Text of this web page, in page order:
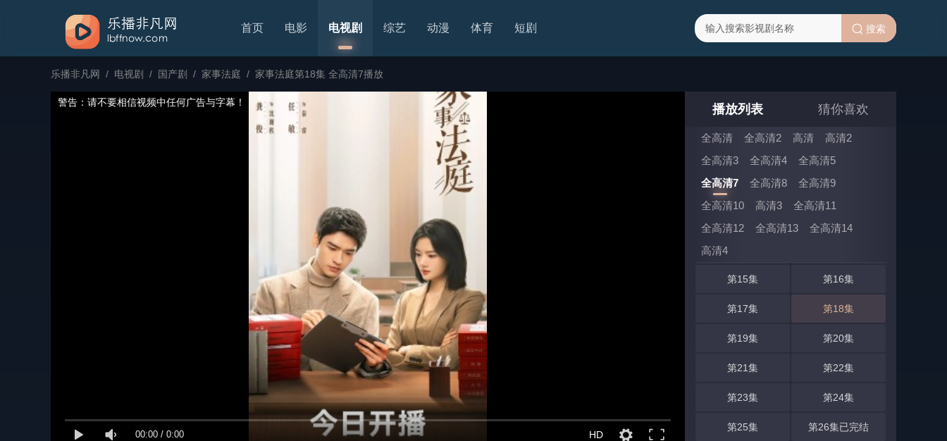
首页 电影 电视剧 综艺 动漫 体育 短剧 搜索
乐播非凡网 / 电视剧 / 国产剧 / 家事法庭 / 家事法庭第18集 全高清7播放
00:00 / 0:00 HD
警告：请不要相信视频中任何广告与字幕！ 播放列表 猜你喜欢
全高清 全高清2 高清
高清2
全高清3
全高清4
全高清5
全高清7
全高清8
全高清9
全高清10
高清3
全高清11
全高清12
全高清13
全高清14
高清4
全高清7 选集 (共26集)
第3集 第4集
第5集 第6集
第7集 第8集
第9集 第10集
第13集
第15集 第16集
第17集 第18集
第19集 第20集
第21集 第22集
第23集 第24集
第25集 第26集已完结